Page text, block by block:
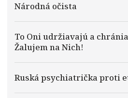
Národná očista
To Oni udržiavajú a
Žalujem na Nich!
Ruská psychiatrička proti